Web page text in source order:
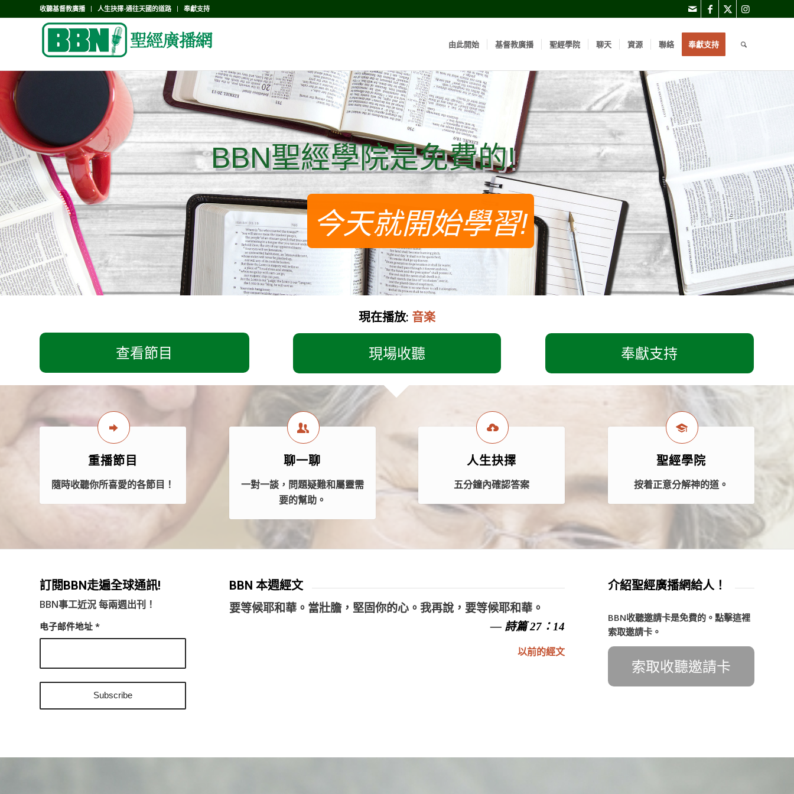
收聽基督教廣播 人生抉擇-通往天國的道路 奉獻支持
由此開始 基督教廣播 聖經學院 聊天 資源 聯絡 奉獻支持
BBN聖經學院是免費的!
BBN聖經學院是免費的!
今天就開始學習!
現在播放: 音楽
查看節目 現場收聽 奉獻支持
重播節目
隨時收聽你所喜愛的各節目！
聊一聊
一對一談，問題疑難和屬靈需
要的幫助。
人生抉擇
五分鐘內確認答案
聖經學院
按着正意分解神的道。
訂閱BBN走遍全球通訊!
BBN事工近況 每兩週出刊！
电子邮件地址 *
BBN 本週經文
要等候耶和華。當壯膽，堅固你的心。我再說，要等候耶和華。
— 詩篇 27：14
以前的經文
介紹聖經廣播網給人！
BBN收聽邀請卡是免費的。點擊這裡
索取邀請卡。
索取收聽邀請卡